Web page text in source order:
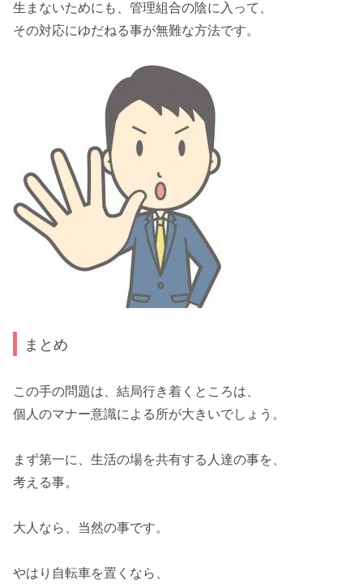
生まないためにも、管理組合の陰に入って、
その対応にゆだねる事が無難な方法です。
まとめ
この手の問題は、結局行き着くところは、
個人のマナー意識による所が大きいでしょう。
まず第一に、生活の場を共有する人達の事を、
考える事。
大人なら、当然の事です。
やはり自転車を置くなら、